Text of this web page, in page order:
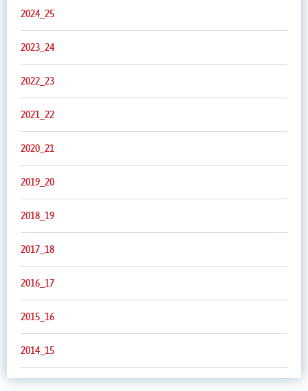
2024_25
2023_24
2022_23
2021_22
2020_21
2019_20
2018_19
2017_18
2016_17
2015_16
2014_15